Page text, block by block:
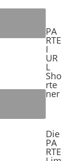
PA
RTE
I
UR
L
Sho
rte
ner
Die
PA
RTE